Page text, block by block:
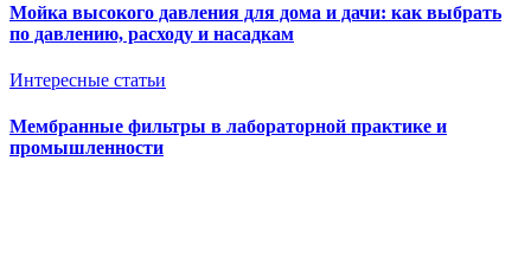
Мойка высокого давления для дома и дачи: как выбрать
по давлению, расходу и насадкам
Интересные статьи
Мембранные фильтры в лабораторной практике и
промышленности